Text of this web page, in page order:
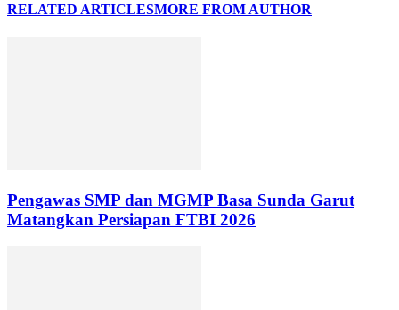
RELATED ARTICLESMORE FROM AUTHOR
Pengawas SMP dan MGMP Basa Sunda Garut
Matangkan Persiapan FTBI 2026